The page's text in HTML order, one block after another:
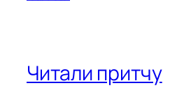
Читали притчу